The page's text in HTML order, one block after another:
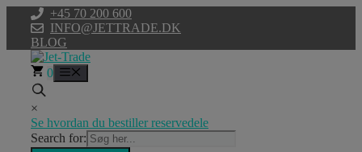
indhold
+45 70 200 600
INFO@JETTRADE.DK
BLOG
0
×
Se hvordan du bestiller reservedele
Search for: